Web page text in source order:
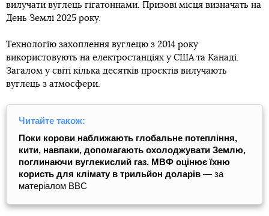
вилучати вуглець гігатоннами. Призові місця визначать на
День Землі 2025 року.
Технологію захоплення вуглецю з 2014 року
використовують на електростанціях у США та Канаді.
Загалом у світі кілька десятків проєктів вилучають
вуглець з атмосфери.
Читайте також:
Поки корови наближають глобальне потепління,
кити, навпаки, допомагають охолоджувати Землю,
поглинаючи вуглекислий газ. МВФ оцінює їхню
користь для клімату в трильйон доларів — за
матеріалом BBC